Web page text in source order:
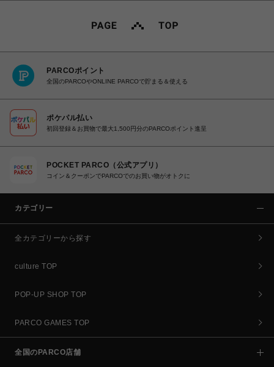
PARCOポイント
全国のPARCOやONLINE PARCOで貯まる＆使える
ポケパル払い
初回登録＆お買物で最大1,500円分のPARCOポイント進呈
POCKET PARCO（公式アプリ）
コイン＆クーポンでPARCOでのお買い物がオトクに
カテゴリー
全カテゴリーから探す
culture TOP
POP-UP SHOP TOP
PARCO GAMES TOP
全国のPARCO店舗